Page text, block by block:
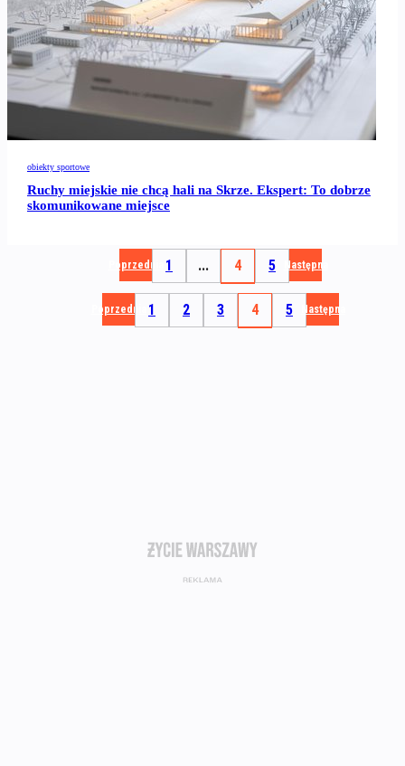
obiekty sportowe
Ruchy miejskie nie chcą hali na Skrze. Ekspert: To dobrze
skomunikowane miejsce
Poprzednia 1 ... 4 5 Następna
Poprzednia 1 2 3 4 5 Następna